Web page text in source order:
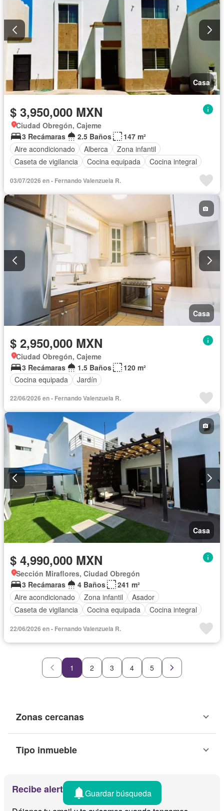
Casa
$ 3,950,000 MXN
Ciudad Obregón, Cajeme
3 Recámaras
2.5 Baños
147 m²
Aire acondicionado
Alberca
Zona infantil
Caseta de vigilancia
Cocina equipada
Cocina integral
Recámara con closet
03/07/2026 en - Fernando Valenzuela R.
Casa
$ 2,950,000 MXN
Ciudad Obregón, Cajeme
3 Recámaras
1.5 Baños
120 m²
Cocina equipada
Jardín
22/06/2026 en - Fernando Valenzuela R.
Casa
$ 4,990,000 MXN
Sección Miraflores, Ciudad Obregón
3 Recámaras
4 Baños
241 m²
Aire acondicionado
Zona infantil
Asador
Caseta de vigilancia
Cocina equipada
Cocina integral
22/06/2026 en - Fernando Valenzuela R.
1 2 3 4 5
Zonas cercanas
Tipo inmueble
Recibe alertas por emailGuardar búsqueda